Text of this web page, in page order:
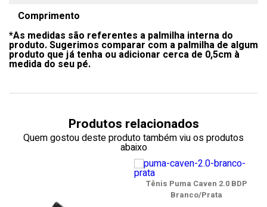
Comprimento
*As medidas são referentes a palmilha interna do
produto. Sugerimos comparar com a palmilha de algum
produto que já tenha ou adicionar cerca de 0,5cm à
medida do seu pé.
35
39
Produtos relacionados
Quem gostou deste produto também viu os produtos
abaixo
Tênis Puma Caven 2.0 BDP
Branco/Prata